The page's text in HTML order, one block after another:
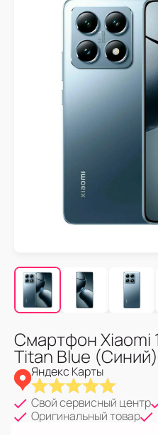
Смартфон Xiaomi
Titan Blue
Яндекс Карты
Свой сервисный центр
Оригинальный товар